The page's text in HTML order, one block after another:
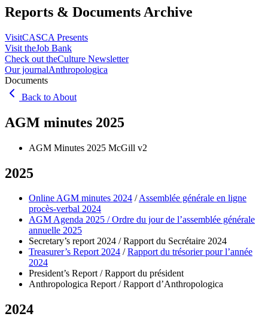
Reports & Documents Archive
VisitCASCA Presents
Visit theJob Bank
Check out theCulture Newsletter
Our journalAnthropologica
Documents
Back to About
AGM minutes 2025
AGM Minutes 2025 McGill v2
2025
Online AGM minutes 2024 /Assemblée générale en ligne
procès-verbal 2024
AGM Agenda 2025 / Ordre du jour de l’assemblée générale
annuelle 2025
Secretary’s report 2024 / Rapport du Secrétaire 2024
Treasurer’s Report 2024 /Rapport du trésorier pour l’année
2024
President’s Report / Rapport du président
Anthropologica Report / Rapport d’Anthropologica
2024